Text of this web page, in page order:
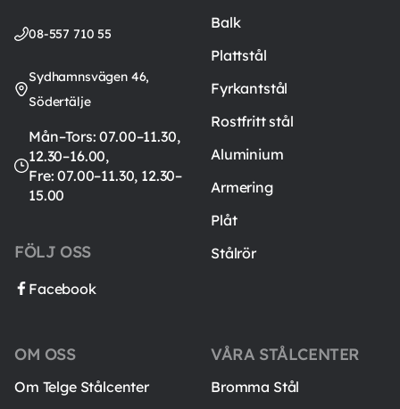
08-557 710 55
Sydhamnsvägen 46,
Södertälje
Mån–Tors: 07.00–11.30,
12.30–16.00,
Fre: 07.00–11.30, 12.30–
15.00
FÖLJ OSS
Facebook
Balk
Plattstål
Fyrkantstål
Rostfritt stål
Aluminium
Armering
Plåt
Stålrör
VÅRA STÅLCENTER
Bromma Stål
OM OSS
Om Telge Stålcenter